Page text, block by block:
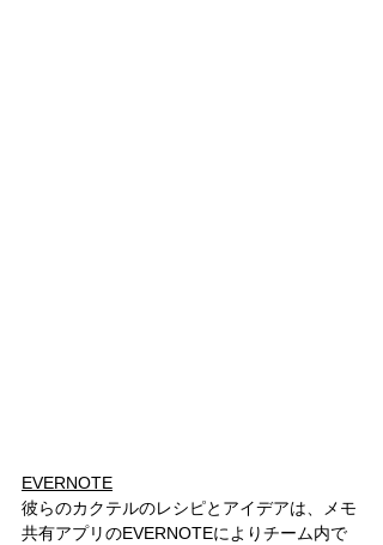
EVERNOTE
彼らのカクテルのレシピとアイデアは、メモ
共有アプリのEVERNOTEによりチーム内で